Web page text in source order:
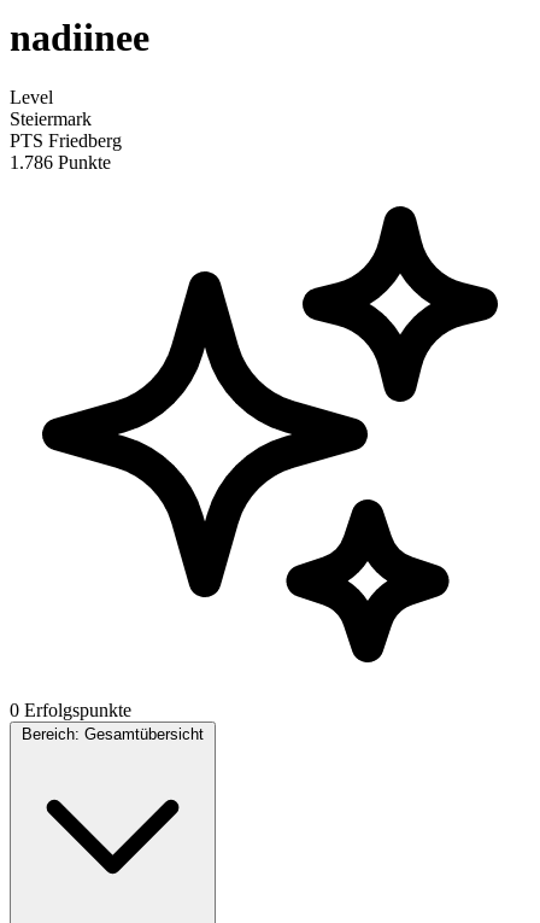
nadiinee
Level
Steiermark
PTS Friedberg
1.786 Punkte
0 Erfolgspunkte
Bereich: Gesamtübersicht